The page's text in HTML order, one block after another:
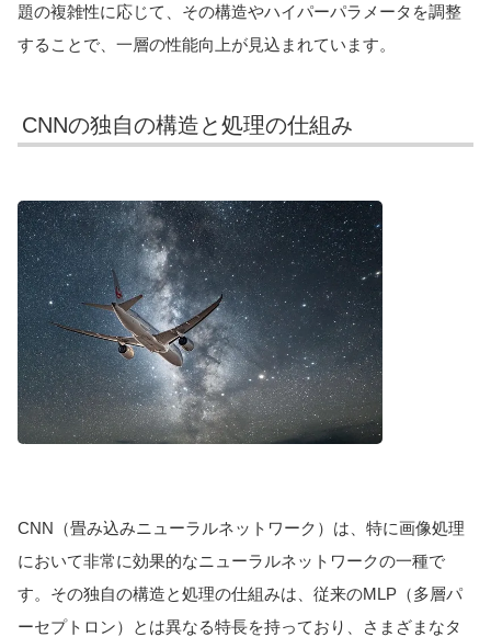
題の複雑性に応じて、その構造やハイパーパラメータを調整
することで、一層の性能向上が見込まれています。
CNNの独自の構造と処理の仕組み
CNN（畳み込みニューラルネットワーク）は、特に画像処理
において非常に効果的なニューラルネットワークの一種で
す。その独自の構造と処理の仕組みは、従来のMLP（多層パ
ーセプトロン）とは異なる特長を持っており、さまざまなタ